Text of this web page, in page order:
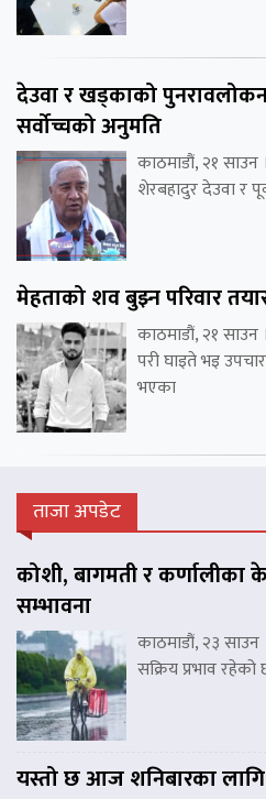
देउवा र खड्काको
सर्वोच्चको अनुमति
काठमाडौं, २१ साउन
शेरबहादुर देउवा र
मेहताको शव बुझ्न परिवार
काठमाडौं, २१
परी घाइते भइ
भएका
ताजा अपडेट
कोशी, बागमती र कर्णालीका
सम्भावना
काठमाडौं, २३
सक्रिय प्रभाव
यस्तो छ आज शनिबारका लागि